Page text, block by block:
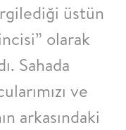
üstün
olarak
Sahada
ve
arkasındaki